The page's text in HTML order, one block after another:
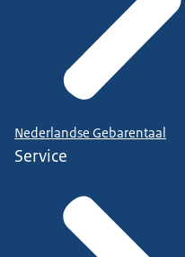
Nederlandse Gebarentaal
Service